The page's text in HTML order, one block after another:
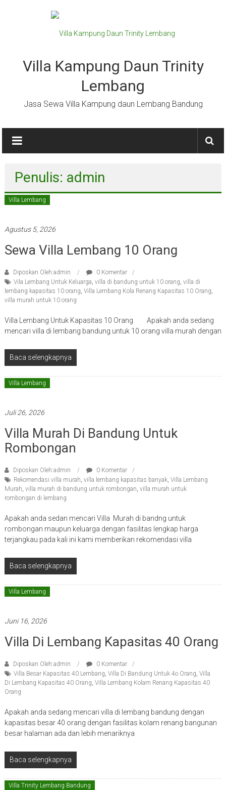
Villa Kampung Daun Trinity
Lembang
Jasa Sewa Villa Kampung daun Lembang Bandung
Penulis: admin
Villa Lembang
Agustus 5, 2026
Sewa Villa Lembang 10 Orang
Diposkan Oleh:admin
0 Komentar
Vila Lembang Untuk Keluarga, villa di bandung untuk 10 orang, villa di
lembang kapasitas 10 orang, Villa Lembang Kola Renang Kapasitas 10 Orang,
villa murah untuk 10 orang
Villa Lembang Untuk Kapasitas 10 Orang Apakah anda sedang
mencari villa di lembang bandung untuk 10 orang villa murah dengan
Baca selengkapnya
Villa Lembang
Juli 26, 2026
Villa Murah Di Bandung Untuk
Rombongan
Diposkan Oleh:admin
0 Komentar
Rekomendasi villa murah, villa lembang kapasitas banyak, Villa Lembang
Murah, villa murah di bandung untuk rombongan, villa murah untuk
rombongan di lembang
Apakah anda sedan mencari Villa Murah di bandng untuk
rombongan maupun keluarga dengan fasilitas lengkap harga
terjangkau pada kali ini kami memberikan rekomendasi villa
Baca selengkapnya
Villa Lembang
Juni 16, 2026
Villa Di Lembang Kapasitas 40 Orang
Diposkan Oleh:admin
0 Komentar
Villa Besar Kapasitas 40 Lembang, Villa Di Bandung Untuk 4o Orang, Villa
Di Lembang Kapasitas 40 Orang, Villa Lembang Kolam Renang Kapasitas 40
Orang
Apakah anda sedang mencari villa di lembang bandung dengan
kapasitas besar 40 orang dengan fasilitas kolam renang bangunan
besar halaman ada dan lebih menariknya
Baca selengkapnya
Villa Trinity Lembang Bandung